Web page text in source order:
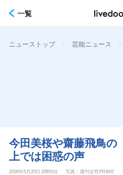
一覧
ニューストップ > 芸能ニュース >
今田美桜や齋藤飛鳥の
上では困惑の声
2026年5月20日 20時0分 写真：週刊女性PRIME